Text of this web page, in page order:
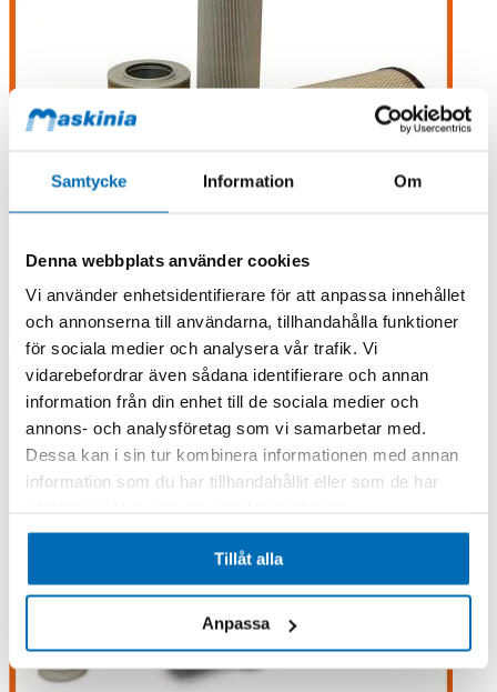
Samtycke Information Om
Denna webbplats använder cookies
Vi använder enhetsidentifierare för att anpassa innehållet
och annonserna till användarna, tillhandahålla funktioner
för sociala medier och analysera vår trafik. Vi
vidarebefordrar även sådana identifierare och annan
information från din enhet till de sociala medier och
annons- och analysföretag som vi samarbetar med.
Dessa kan i sin tur kombinera informationen med annan
information som du har tillhandahållit eller som de har
Tillåt alla
Anpassa